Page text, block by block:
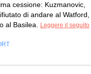
cessione: Kuzmanovic,
di andare al Watford,
al Basilea.
Leggere il seguito